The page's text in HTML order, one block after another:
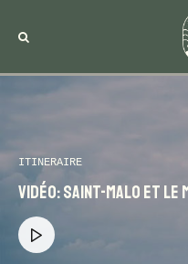
ITINERAIRE
Vidéo: Saint-Malo et le